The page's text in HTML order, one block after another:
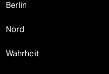
Berlin
Nord
Wahrheit